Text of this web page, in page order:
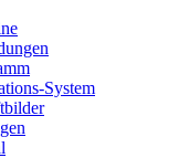
System